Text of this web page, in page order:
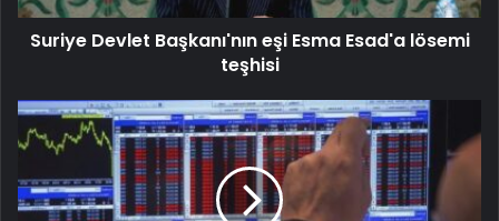
Suriye Devlet Başkanı'nın eşi Esma Esad'a lösemi
teşhisi